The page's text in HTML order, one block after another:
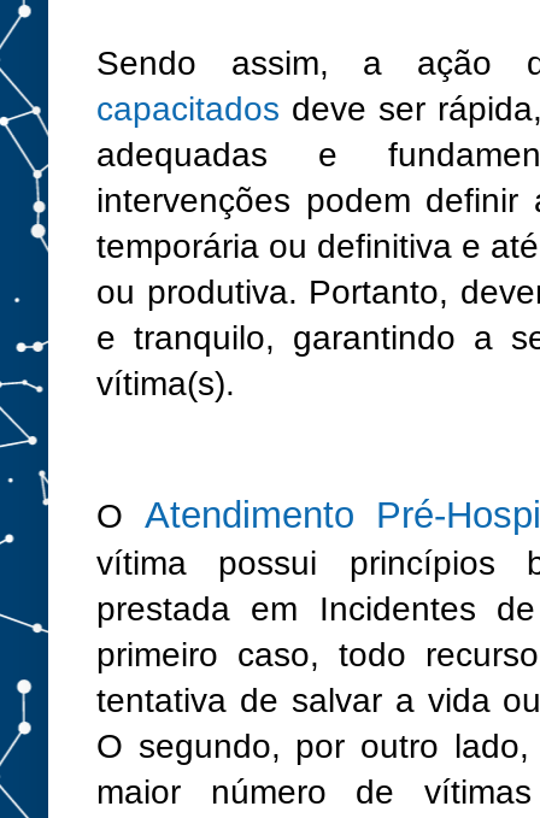
Sendo assim, a
capacitados deve ser
adequadas e
intervenções podem
temporária ou definitiva e
ou produtiva. Portanto,
e tranquilo, garantindo a
vítima(s).
O Atendimento Pré-
vítima possui princípios
prestada em Incidentes
primeiro caso, todo
tentativa de salvar a vida
O segundo, por outro
maior número de